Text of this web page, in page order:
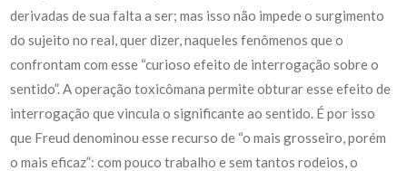
derivadas de sua falta a ser; mas isso não impede o surgimento
do sujeito no real, quer dizer, naqueles fenômenos que o
confrontam com esse “curioso efeito de interrogação sobre o
sentido”. A operação toxicômana permite obturar esse efeito de
interrogação que vincula o significante ao sentido. É por isso
que Freud denominou esse recurso de “o mais grosseiro, porém
o mais eficaz”: com pouco trabalho e sem tantos rodeios, o